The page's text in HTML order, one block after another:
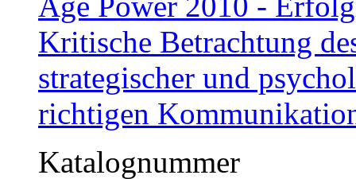
Age Power 2010 -
Kritische Betrachtung
strategischer und
richtigen